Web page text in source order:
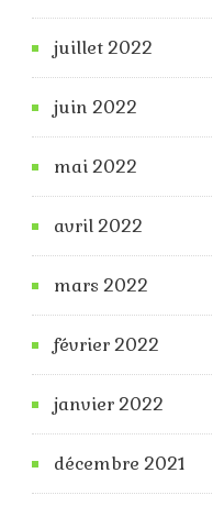
juillet 2022
juin 2022
mai 2022
avril 2022
mars 2022
février 2022
janvier 2022
décembre 2021